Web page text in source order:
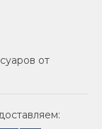
от